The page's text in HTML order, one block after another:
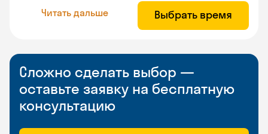
Читать дальше Выбрать время
Сложно сделать выбор —
оставьте заявку на бесплатную
консультацию